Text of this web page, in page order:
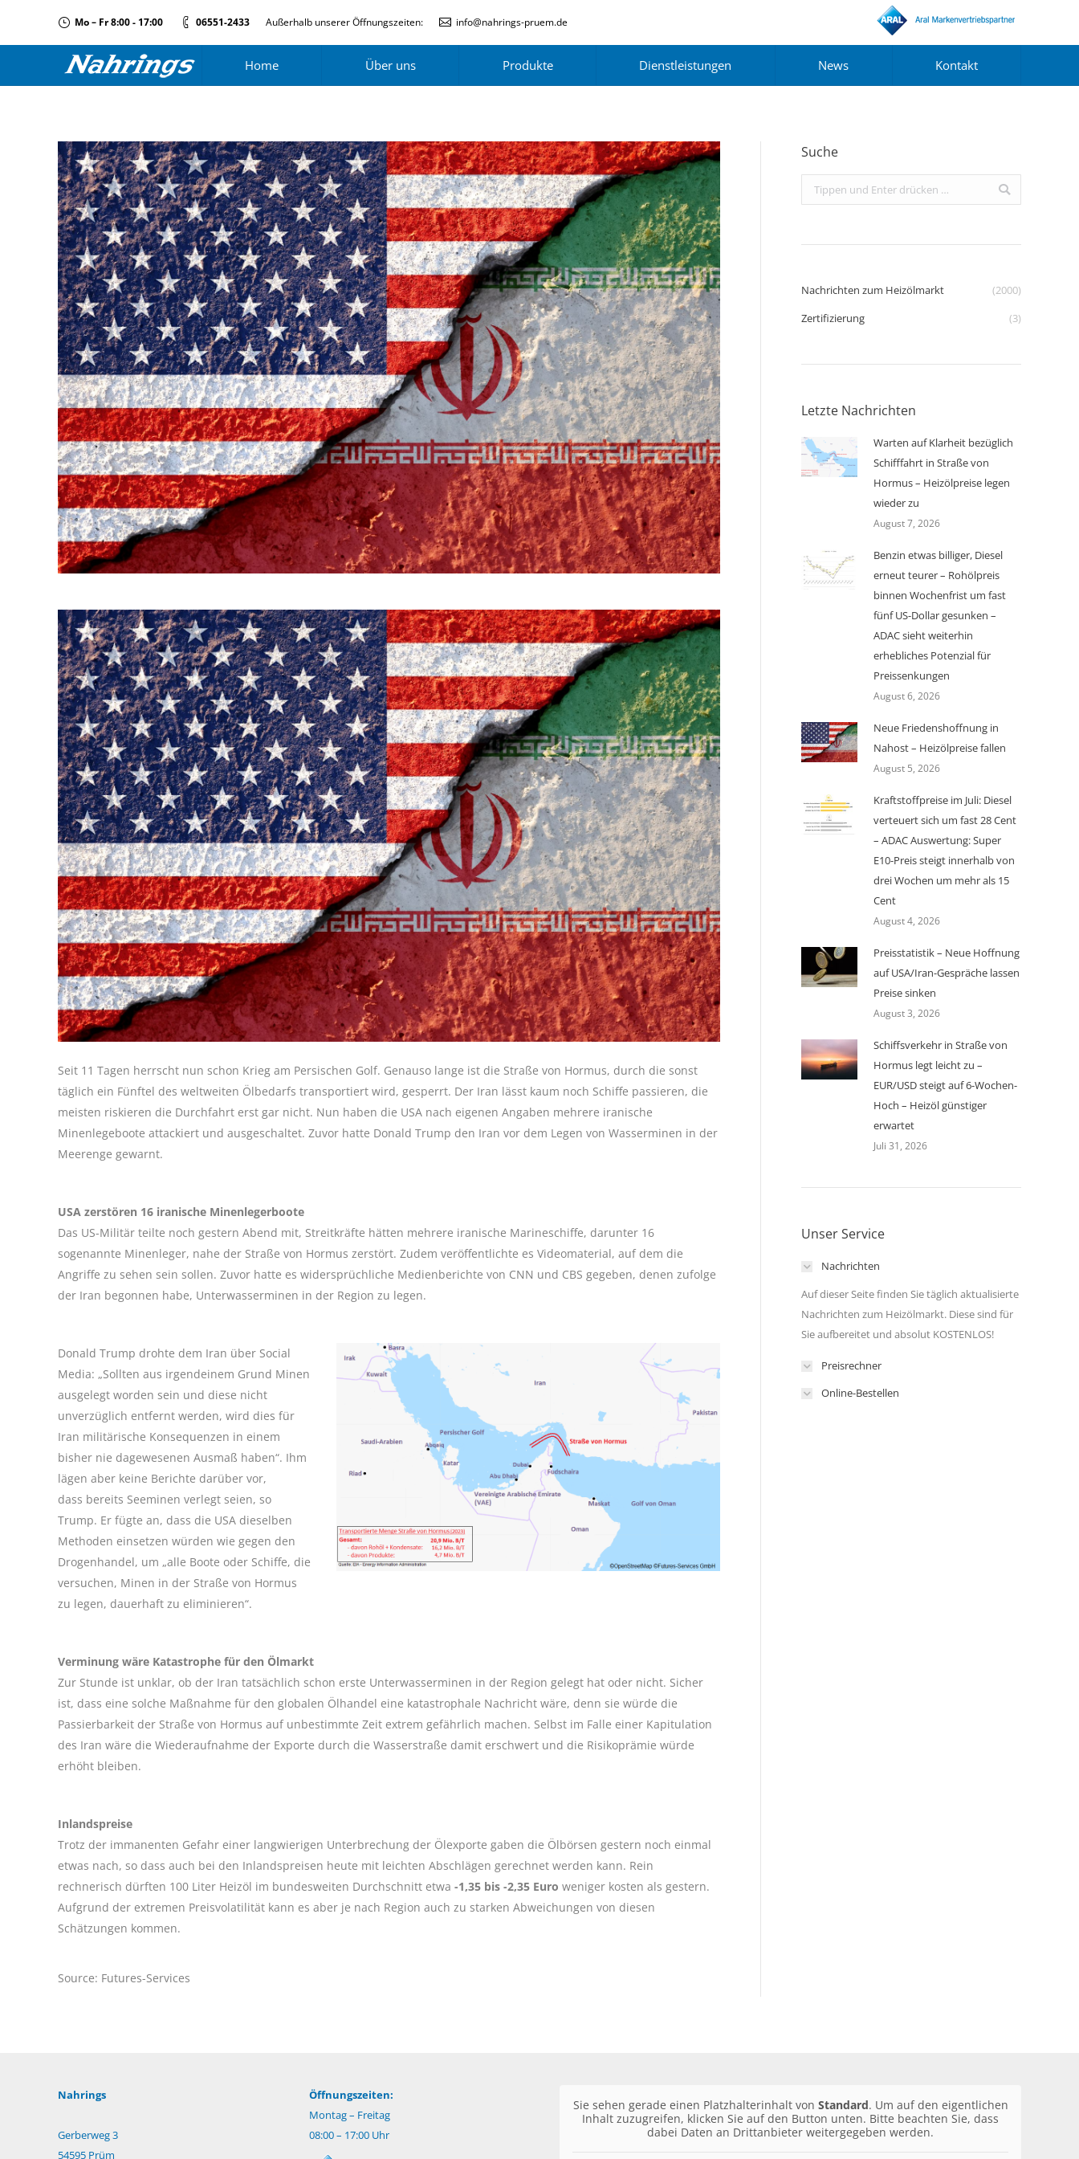
Mo – Fr 8:00 - 17:00 06551-2433 Außerhalb unserer Öffnungszeiten: info@nahrings-pruem.de
Home Über uns Produkte Dienstleistungen News Kontakt
Seit 11 Tagen herrscht nun schon Krieg am Persischen Golf. Genauso lange ist die Straße von Hormus, durch die sonst
täglich ein Fünftel des weltweiten Ölbedarfs transportiert wird, gesperrt. Der Iran lässt kaum noch Schiffe passieren, die
meisten riskieren die Durchfahrt erst gar nicht. Nun haben die USA nach eigenen Angaben mehrere iranische
Minenlegeboote attackiert und ausgeschaltet. Zuvor hatte Donald Trump den Iran vor dem Legen von Wasserminen in der
Meerenge gewarnt.
USA zerstören 16 iranische Minenlegerboote
Das US-Militär teilte noch gestern Abend mit, Streitkräfte hätten mehrere iranische Marineschiffe, darunter 16
sogenannte Minenleger, nahe der Straße von Hormus zerstört. Zudem veröffentlichte es Videomaterial, auf dem die
Angriffe zu sehen sein sollen. Zuvor hatte es widersprüchliche Medienberichte von CNN und CBS gegeben, denen zufolge
der Iran begonnen habe, Unterwasserminen in der Region zu legen.
Donald Trump drohte dem Iran über Social
Media: „Sollten aus irgendeinem Grund Minen
ausgelegt worden sein und diese nicht
unverzüglich entfernt werden, wird dies für
Iran militärische Konsequenzen in einem
bisher nie dagewesenen Ausmaß haben“. Ihm
lägen aber keine Berichte darüber vor,
dass bereits Seeminen verlegt seien, so
Trump. Er fügte an, dass die USA dieselben
Methoden einsetzen würden wie gegen den
Drogenhandel, um „alle Boote oder Schiffe, die
versuchen, Minen in der Straße von Hormus
zu legen, dauerhaft zu eliminieren“.
Verminung wäre Katastrophe für den Ölmarkt
Zur Stunde ist unklar, ob der Iran tatsächlich schon erste Unterwasserminen in der Region gelegt hat oder nicht. Sicher
ist, dass eine solche Maßnahme für den globalen Ölhandel eine katastrophale Nachricht wäre, denn sie würde die
Passierbarkeit der Straße von Hormus auf unbestimmte Zeit extrem gefährlich machen. Selbst im Falle einer Kapitulation
des Iran wäre die Wiederaufnahme der Exporte durch die Wasserstraße damit erschwert und die Risikoprämie würde
erhöht bleiben.
Inlandspreise
Trotz der immanenten Gefahr einer langwierigen Unterbrechung der Ölexporte gaben die Ölbörsen gestern noch einmal
etwas nach, so dass auch bei den Inlandspreisen heute mit leichten Abschlägen gerechnet werden kann. Rein
rechnerisch dürften 100 Liter Heizöl im bundesweiten Durchschnitt etwa -1,35 bis -2,35 Euro weniger kosten als gestern.
Aufgrund der extremen Preisvolatilität kann es aber je nach Region auch zu starken Abweichungen von diesen
Schätzungen kommen.
Source: Futures-Services
Suche
Search:
Nachrichten zum Heizölmarkt
(2000)
Zertifizierung
(3)
Letzte Nachrichten
Warten auf Klarheit bezüglich
Schifffahrt in Straße von
Hormus – Heizölpreise legen
wieder zu
August 7, 2026
Benzin etwas billiger, Diesel
erneut teurer – Rohölpreis
binnen Wochenfrist um fast
fünf US-Dollar gesunken –
ADAC sieht weiterhin
erhebliches Potenzial für
Preissenkungen
August 6, 2026
Neue Friedenshoffnung in
Nahost – Heizölpreise fallen
August 5, 2026
Kraftstoffpreise im Juli: Diesel
verteuert sich um fast 28 Cent
– ADAC Auswertung: Super
E10-Preis steigt innerhalb von
drei Wochen um mehr als 15
Cent
August 4, 2026
Preisstatistik – Neue Hoffnung
auf USA/Iran-Gespräche lassen
Preise sinken
August 3, 2026
Schiffsverkehr in Straße von
Hormus legt leicht zu –
EUR/USD steigt auf 6-Wochen-
Hoch – Heizöl günstiger
erwartet
Juli 31, 2026
Unser Service
Nachrichten
Auf dieser Seite finden Sie täglich aktualisierte
Nachrichten zum Heizölmarkt. Diese sind für
Sie aufbereitet und absolut KOSTENLOS!
Preisrechner
Online-Bestellen
Nahrings
Gerberweg 3
54595 Prüm
Öffnungszeiten:
Montag – Freitag
08:00 – 17:00 Uhr
Sie sehen gerade einen Platzhalterinhalt von Standard. Um auf den eigentlichen
Inhalt zuzugreifen, klicken Sie auf den Button unten. Bitte beachten Sie, dass
dabei Daten an Drittanbieter weitergegeben werden.